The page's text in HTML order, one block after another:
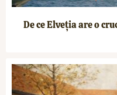
De ce Elveția are o